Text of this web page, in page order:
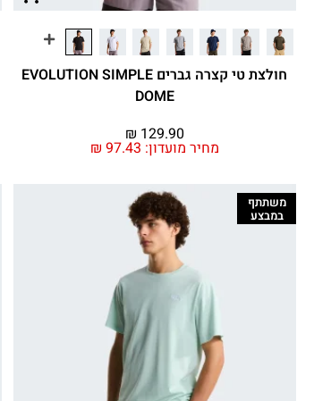
חולצת טי קצרה גברים EVOLUTION SIMPLE
DOME
מחיר מועדון: ₪ 97.43
₪ 129.90
משתתף
במבצע